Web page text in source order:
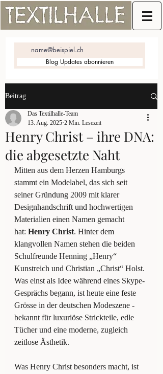
Blog Updates abonnieren
Beitrag
Henry Christ – ihre DNA:
die abgesetzte Naht
Das Textilhalle-Team
13. Aug. 2025 2 Min. Lesezeit
Mitten aus dem Herzen Hamburgs
stammt ein Modelabel, das sich seit
seiner Gründung 2009 mit klarer
Designhandschrift und hochwertigen
Materialien einen Namen gemacht
hat: Henry Christ. Hinter dem
klangvollen Namen stehen die beiden
Schulfreunde Henning „Henry“
Kunstreich und Christian „Christ“ Holst.
Was einst als Idee während eines Skype-
Gesprächs begann, ist heute eine feste
Grösse in der deutschen Modeszene -
bekannt für luxuriöse Strickteile, edle
Tücher und eine moderne, zugleich
zeitlose Ästhetik.
Was Henry Christ besonders macht, ist